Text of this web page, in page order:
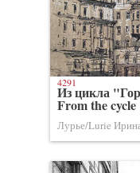
Из цикла
From the
Лурье/Lurie
4291